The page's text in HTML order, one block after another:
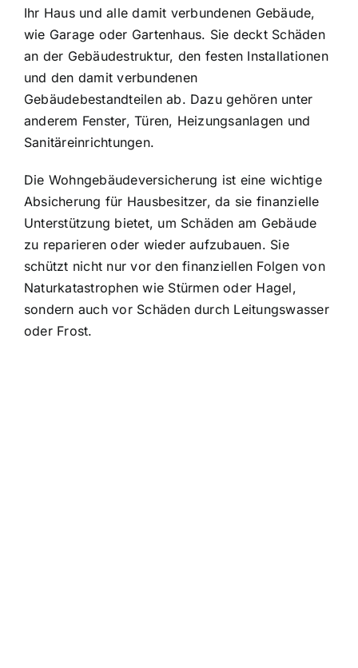
Ihr Haus und alle damit verbundenen Gebäude,
wie Garage oder Gartenhaus. Sie deckt Schäden
an der Gebäudestruktur, den festen Installationen
und den damit verbundenen
Gebäudebestandteilen ab. Dazu gehören unter
anderem Fenster, Türen, Heizungsanlagen und
Sanitäreinrichtungen.
Die Wohngebäudeversicherung ist eine wichtige
Absicherung für Hausbesitzer, da sie finanzielle
Unterstützung bietet, um Schäden am Gebäude
zu reparieren oder wieder aufzubauen. Sie
schützt nicht nur vor den finanziellen Folgen von
Naturkatastrophen wie Stürmen oder Hagel,
sondern auch vor Schäden durch Leitungswasser
oder Frost.